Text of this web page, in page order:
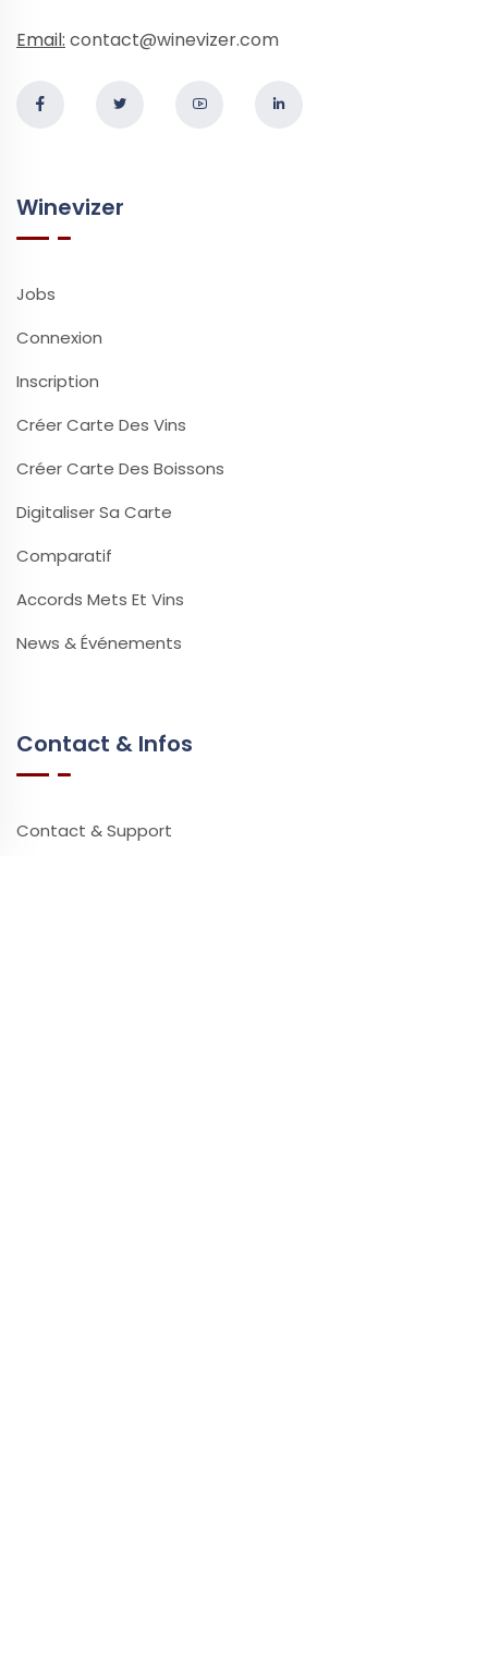
Email: contact@winevizer.com
Winevizer
Jobs
Connexion
Inscription
Créer Carte Des Vins
Créer Carte Des Boissons
Digitaliser Sa Carte
Comparatif
Accords Mets Et Vins
News & Événements
Contact & Infos
Contact & Support